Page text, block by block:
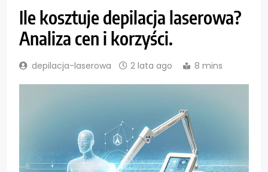
Ile kosztuje depilacja laserowa?
Analiza cen i korzyści.
depilacja-laserowa 2 lata ago 8 mins